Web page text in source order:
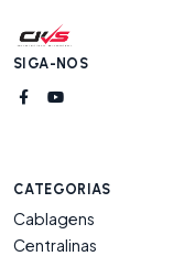
SIGA-NOS
CATEGORIAS
Cablagens
Centralinas